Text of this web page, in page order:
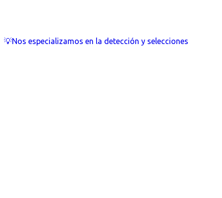
💡Nos especializamos en la detección y selecciones